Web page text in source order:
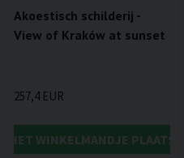
Akoestisch schilderij -
View of Kraków at sunset
257,4 EUR
HET WINKELMANDJE PLAATSEN